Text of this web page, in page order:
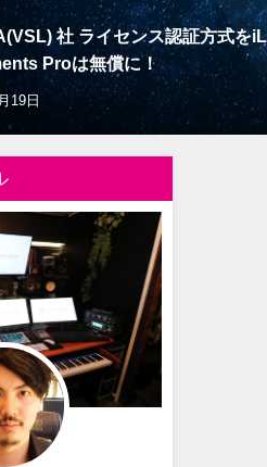
KOMPLETE 14 新発
パートナーのマスタリングソ
8日